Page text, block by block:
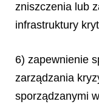
zniszczenia lub
infrastruktury
6) zapewnienie
zarządzania
sporządzanymi